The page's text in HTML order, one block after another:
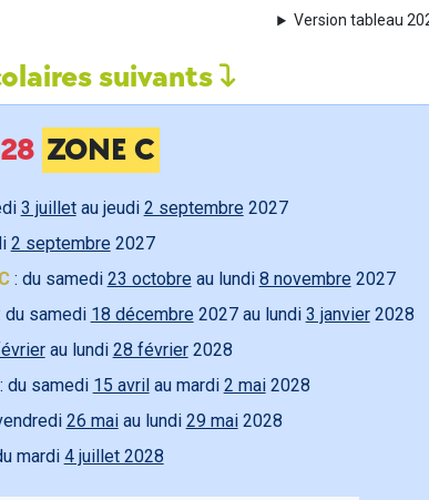
Version tableau
suivants
ZONE C
3 juilletau jeudi 2 septembre 2027
2 septembre 2027
: du samedi 23 octobre au lundi 8 novembre 2027
samedi 18 décembre 2027 au lundi 3 janvier2028
au lundi 28 février2028
du samedi 15 avril au mardi 2 mai2028
26 maiau lundi 29 mai2028
mardi 4 juillet 2028